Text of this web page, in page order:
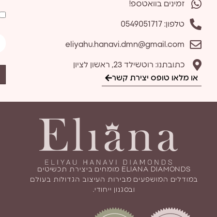
זמינים בוואטספ!
טלפון: 0549051717
eliyahu.hanavi.dmn@gmail.com
כתובתנו: רוטשילד 23, ראשון לציון
או מלאו טופס יצירת קשר
ELIANA DIAMONDS מומחים ביצירת תכשיטים
במודלים המושפעים מבירות העיצוב הגדולות בעולם
ובסגנון ייחודי.